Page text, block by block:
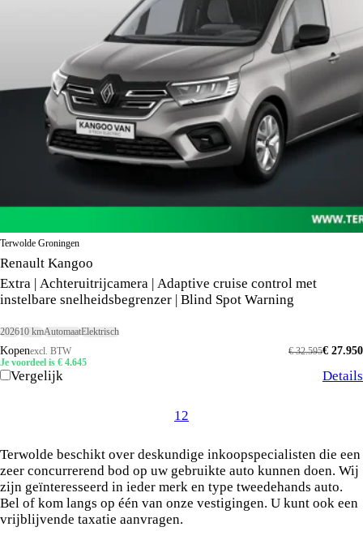
Terwolde Groningen
Renault Kangoo
Extra | Achteruitrijcamera | Adaptive cruise control met
instelbare snelheidsbegrenzer | Blind Spot Warning
202610 kmAutomaatElektrisch
Kopenexcl. BTW € 27.950
€ 32.595
Je voordeel is € 4.645
Vergelijk Details
1 2
Terwolde beschikt over deskundige inkoopspecialisten die een
zeer concurrerend bod op uw gebruikte auto kunnen doen. Wij
zijn geïnteresseerd in ieder merk en type tweedehands auto.
Bel of kom langs op één van onze vestigingen. U kunt ook een
vrijblijvende taxatie aanvragen.